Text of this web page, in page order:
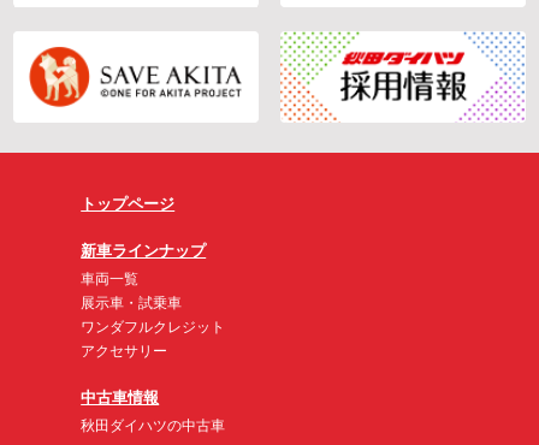
トップページ
新車ラインナップ
車両一覧
展示車・試乗車
ワンダフルクレジット
アクセサリー
中古車情報
秋田ダイハツの中古車